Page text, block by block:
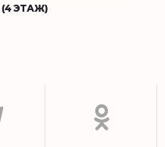
(4 ЭТАЖ)